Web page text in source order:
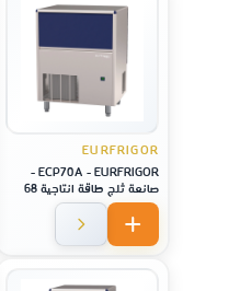
EURFRIGOR
ECP70A - EURFRIGOR -
صانعة ثلج طاقة انتاجية 68
كيلو